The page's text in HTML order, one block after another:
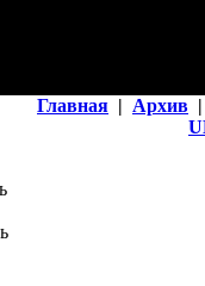
Главная | Архив |